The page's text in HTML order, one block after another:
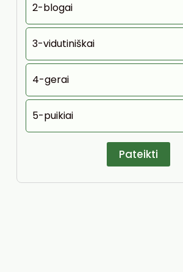
2-blogai
3-vidutiniškai
4-gerai
5-puikiai